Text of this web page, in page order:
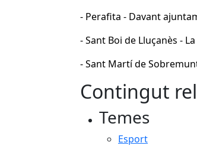
- Perafita - Davant
- Sant Boi de Lluçanès -
- Sant Martí de
Contingut
Temes
Esport